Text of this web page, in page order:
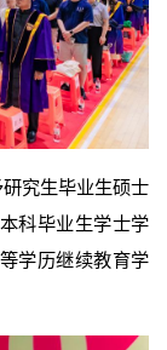
究生毕业生硕士
科毕业生学士学
学历继续教育学